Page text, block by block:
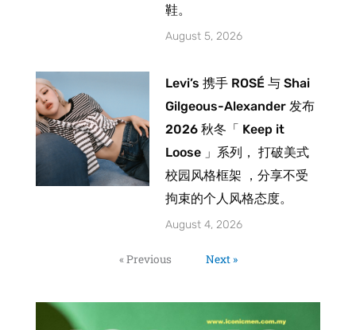
鞋。
August 5, 2026
Levi’s 携手 ROSÉ 与 Shai
Gilgeous-Alexander 发布
2026 秋冬「 Keep it
Loose 」系列， 打破美式
校园风格框架 ，分享不受
拘束的个人风格态度。
August 4, 2026
« Previous Next »